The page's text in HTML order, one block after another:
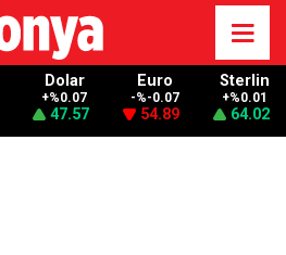
Dolar
+%0.07
47.57
Euro
-%-0.07
54.89
Sterlin
+%0.01
64.02